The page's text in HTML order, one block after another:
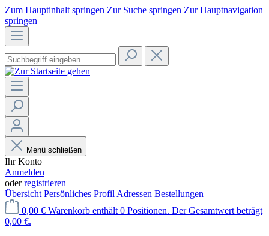
Zum Hauptinhalt springen Zur Suche springen Zur Hauptnavigation
springen
Menü schließen
Ihr Konto
Anmelden
oderregistrieren
Übersicht Persönliches Profil Adressen Bestellungen
0,00 € Warenkorb enthält 0 Positionen. Der Gesamtwert beträgt
0,00 €.